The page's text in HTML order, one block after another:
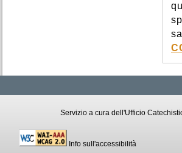
Servizio a cura dell'Ufficio
Info sull'accessibilità